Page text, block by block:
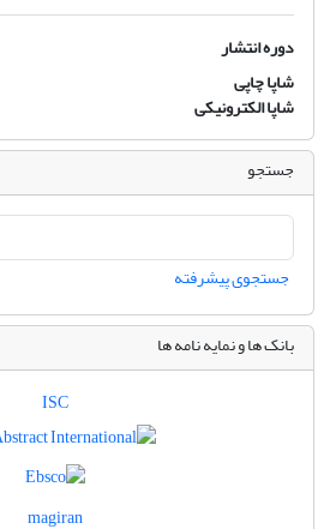
دوره انتشار
شاپا چاپی
شاپا الکترونیکی
جستجو
جستجوی پیشرفته
بانک ها و نمایه نامه ها
ISC
magiran